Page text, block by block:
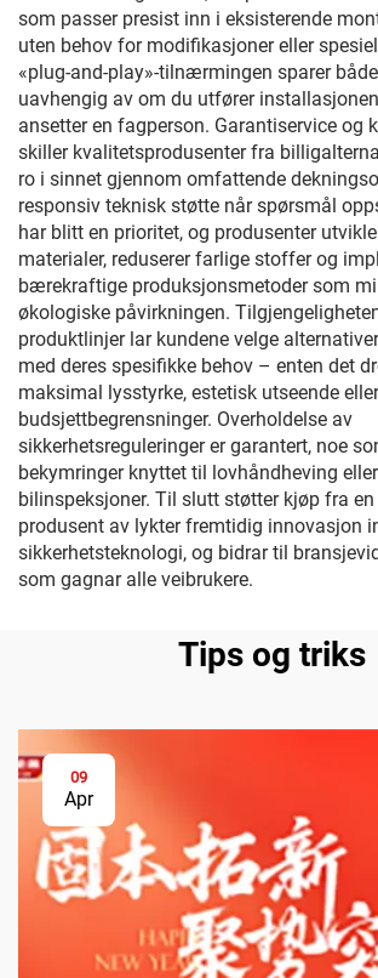
som passer presist inn i eksisterende
uten behov for modifikasjoner eller
«plug-and-play»-tilnærmingen sparer
uavhengig av om du utfører
ansetter en fagperson. Garantiservice og
skiller kvalitetsprodusenter fra
ro i sinnet gjennom omfattende
responsiv teknisk støtte når spørsmål
har blitt en prioritet, og produsenter
materialer, reduserer farlige stoffer og
bærekraftige produksjonsmetoder som
økologiske påvirkningen.
produktlinjer lar kundene velge
med deres spesifikke behov – enten det
maksimal lysstyrke, estetisk utseende eller
budsjettbegrensninger. Overholdelse av
sikkerhetsreguleringer er garantert, noe
bekymringer knyttet til lovhåndheving
bilinspeksjoner. Til slutt støtter kjøp fra
produsent av lykter fremtidig innovasjon
sikkerhetsteknologi, og bidrar til
som gagnar alle veibrukere.
Tips og triks
09
Apr